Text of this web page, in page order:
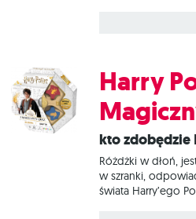
odpowiedzi w
odkryjcie je i
czym to polega?
pytań, które
pobijać osobiste
będziecie
poniższego
kartę i odczytuje jej
Harry
Kto
Różdżki w dłoń,
w szranki,
świata Harry’ego